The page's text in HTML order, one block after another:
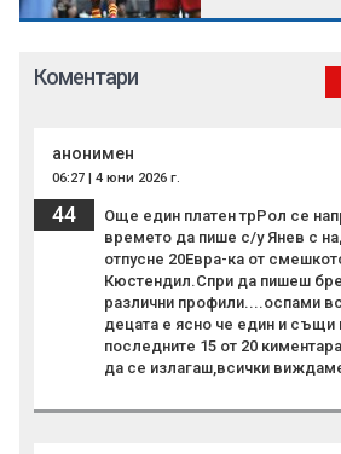
Коментари
анонимен
06:27 | 4 юни 2026 г.
44
Още един платен трРол се
времето да пише с/у Янев с
отпусне 20Евра-ка от
Кюстендил.Спри да пишеш
различни профили....оспами
децата е ясно че един и същи
последните 15 от 20
да се излагаш,всички